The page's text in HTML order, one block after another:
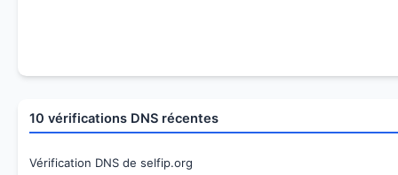
10 vérifications DNS récentes
Vérification DNS de selfip.org